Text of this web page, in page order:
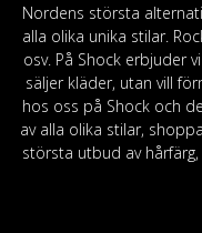
Nordens största
alla olika unika stilar.
osv. På Shock erbjuder
säljer kläder, utan vill
hos oss på Shock och
av alla olika stilar,
största utbud av